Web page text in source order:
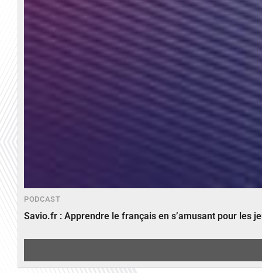
PODCAST
Savio.fr : Apprendre le français en s’amusant pour les